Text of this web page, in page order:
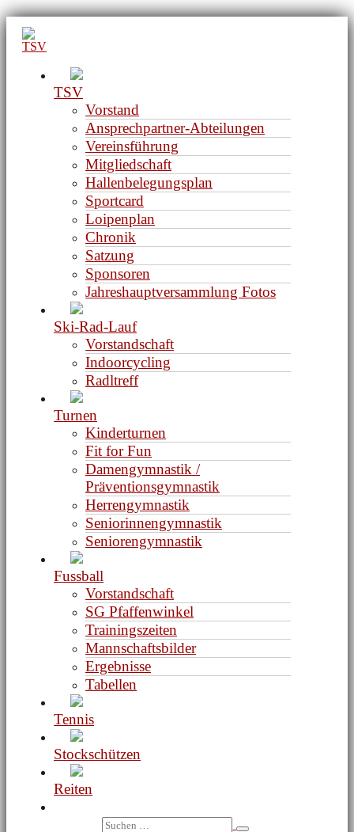
Zum
Inhalt
springen
TSV
Vorstand
Ansprechpartner-Abteilungen
Vereinsführung
Mitgliedschaft
Hallenbelegungsplan
Sportcard
Loipenplan
Chronik
Satzung
Sponsoren
Jahreshauptversammlung Fotos
Ski-Rad-Lauf
Vorstandschaft
Indoorcycling
Radltreff
Turnen
Kinderturnen
Fit for Fun
Damengymnastik /
Präventionsgymnastik
Herrengymnastik
Seniorinnengymnastik
Seniorengymnastik
Fussball
Vorstandschaft
SG Pfaffenwinkel
Trainingszeiten
Mannschaftsbilder
Ergebnisse
Tabellen
Tennis
Stockschützen
Reiten
SchalterSuchen